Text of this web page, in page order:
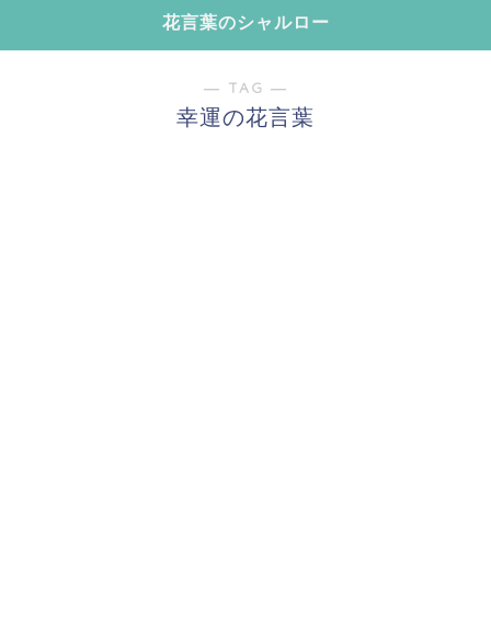
花言葉のシャルロー
― TAG ―
幸運の花言葉